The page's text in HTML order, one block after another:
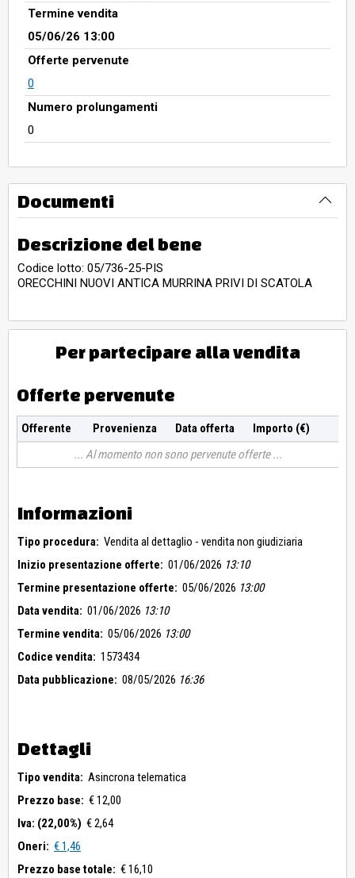
Termine vendita
05/06/26 13:00
Offerte pervenute
0
Numero prolungamenti
0
Documenti
Descrizione del bene
Codice lotto: 05/736-25-PIS
ORECCHINI NUOVI ANTICA MURRINA PRIVI DI SCATOLA
Per partecipare alla vendita
Offerte pervenute
Offerente Provenienza Data offerta
Importo (€)
Al momento non sono pervenute offerte
Informazioni
Tipo procedura: Vendita al dettaglio - vendita non giudiziaria
Inizio presentazione offerte: 01/06/2026 13:10
Termine presentazione offerte: 05/06/2026 13:00
Data vendita: 01/06/2026 13:10
Termine vendita: 05/06/2026 13:00
Codice vendita: 1573434
Data pubblicazione: 08/05/2026 16:36
Dettagli
Tipo vendita: Asincrona telematica
Prezzo base: € 12,00
Iva: (22,00%) € 2,64
Oneri: € 1,46
Prezzo base totale: € 16,10